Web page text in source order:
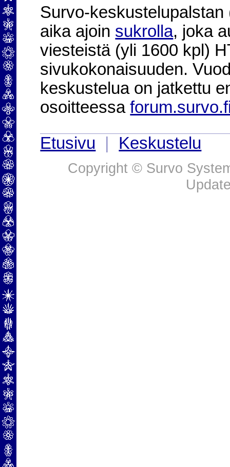
Survo-
aika ajoin sukrolla, joka
viesteistä (yli 1600 kpl)
sivukokonaisuuden.
keskustelua on jatkettu
osoitteessa
Etusivu
Keskustelu
Copyright © Survo